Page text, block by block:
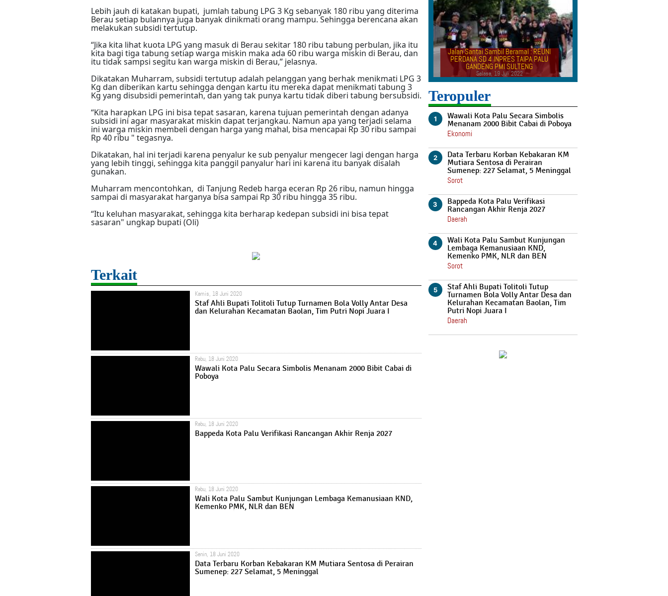
Lebih jauh di katakan bupati, jumlah tabung LPG 3 Kg sebanyak 180 ribu yang diterima
Berau setiap bulannya juga banyak dinikmati orang mampu. Sehingga berencana akan
melakukan subsidi tertutup.
“Jika kita lihat kuota LPG yang masuk di Berau sekitar 180 ribu tabung perbulan, jika itu
kita bagi tiga tabung setiap warga miskin maka ada 60 ribu warga miskin di Berau, dan
itu tidak sampsi segitu kan warga miskin di Berau,” jelasnya.
Dikatakan Muharram, subsidi tertutup adalah pelanggan yang berhak menikmati LPG 3
Kg dan diberikan kartu sehingga dengan kartu itu mereka dapat menikmati tabung 3
Kg yang disubsidi pemerintah, dan yang tak punya kartu tidak diberi tabung bersubsidi.
“Kita harapkan LPG ini bisa tepat sasaran, karena tujuan pemerintah dengan adanya
subsidi ini agar masyarakat miskin dapat terjangkau. Namun apa yang terjadi selama
ini warga miskin membeli dengan harga yang mahal, bisa mencapai Rp 30 ribu sampai
Rp 40 ribu " tegasnya.
Dikatakan, hal ini terjadi karena penyalur ke sub penyalur mengecer lagi dengan harga
yang lebih tinggi, sehingga kita panggil panyalur hari ini karena itu banyak disalah
gunakan.
Muharram mencontohkan, di Tanjung Redeb harga eceran Rp 26 ribu, namun hingga
sampai di masyarakat harganya bisa sampai Rp 30 ribu hingga 35 ribu.
“Itu keluhan masyarakat, sehingga kita berharap kedepan subsidi ini bisa tepat
sasaran" ungkap bupati (Oli)
Terkait
Kamis, 18 Juni 2020
Staf Ahli Bupati Tolitoli Tutup Turnamen Bola Volly Antar Desa
dan Kelurahan Kecamatan Baolan, Tim Putri Nopi Juara I
Rabu, 18 Juni 2020
Wawali Kota Palu Secara Simbolis Menanam 2000 Bibit Cabai di
Poboya
Rabu, 18 Juni 2020
Bappeda Kota Palu Verifikasi Rancangan Akhir Renja 2027
Rabu, 18 Juni 2020
Wali Kota Palu Sambut Kunjungan Lembaga Kemanusiaan KND,
Kemenko PMK, NLR dan BEN
Senin, 18 Juni 2020
Data Terbaru Korban Kebakaran KM Mutiara Sentosa di Perairan
Sumenep: 227 Selamat, 5 Meninggal
Jalan Santai Sambil Beramal : REUNI
PERDANA SD 4 INPRES TAIPA PALU
GANDENG PMI SULTENG
Selasa, 19 Juli 2022
Teropuler
1
Wawali Kota Palu Secara Simbolis
Menanam 2000 Bibit Cabai di Poboya
Ekonomi
2
Data Terbaru Korban Kebakaran KM
Mutiara Sentosa di Perairan
Sumenep: 227 Selamat, 5 Meninggal
Sorot
3
Bappeda Kota Palu Verifikasi
Rancangan Akhir Renja 2027
Daerah
4
Wali Kota Palu Sambut Kunjungan
Lembaga Kemanusiaan KND,
Kemenko PMK, NLR dan BEN
Sorot
5
Staf Ahli Bupati Tolitoli Tutup
Turnamen Bola Volly Antar Desa dan
Kelurahan Kecamatan Baolan, Tim
Putri Nopi Juara I
Daerah